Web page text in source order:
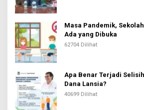
Masa Pandemik,
Ada yang Dibuka
62704 Dilihat
Apa Benar Terjadi
Dana Lansia?
40699 Dilihat